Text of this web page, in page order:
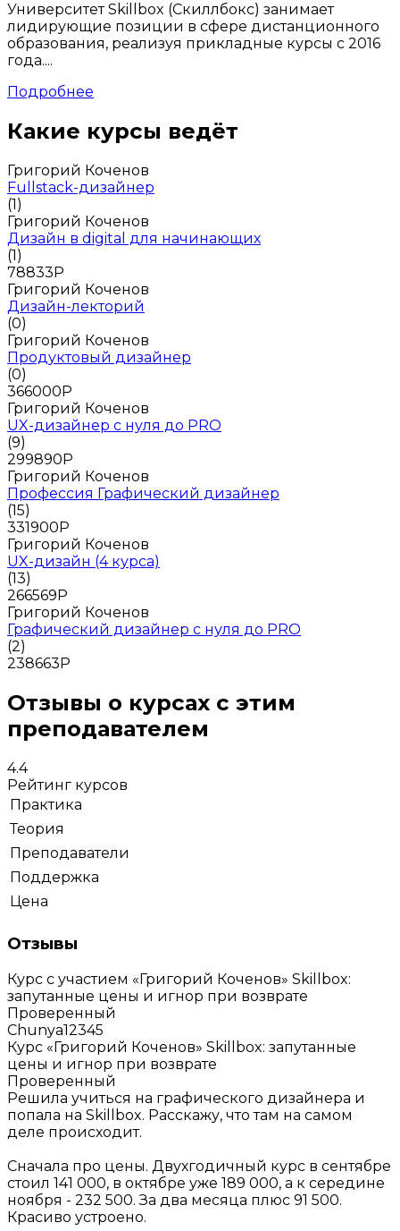
Университет Skillbox (Скиллбокс) занимает
лидирующие позиции в сфере дистанционного
образования, реализуя прикладные курсы с 2016
года....
Подробнее
Какие курсы ведёт
Григорий Коченов
Fullstack-дизайнер
(1)
Григорий Коченов
Дизайн в digital для начинающих
(1)
78833 Р
Григорий Коченов
Дизайн-лекторий
(0)
Григорий Коченов
Продуктовый дизайнер
(0)
366000 Р
Григорий Коченов
UX-дизайнер с нуля до PRO
(9)
299890 Р
Григорий Коченов
Профессия Графический дизайнер
(15)
331900 Р
Григорий Коченов
UX-дизайн (4 курса)
(13)
266569 Р
Григорий Коченов
Графический дизайнер с нуля до PRO
(2)
238663 Р
Отзывы о курсах с этим
преподавателем
4.4
Рейтинг курсов
Практика
Теория
Преподаватели
Поддержка
Цена
Отзывы
Курс с участием «Григорий Коченов» Skillbox:
запутанные цены и игнор при возврате
Проверенный
Chunya12345
Курс «Григорий Коченов» Skillbox: запутанные
цены и игнор при возврате
Проверенный
Решила учиться на графического дизайнера и
попала на Skillbox. Расскажу, что там на самом
деле происходит.
Сначала про цены. Двухгодичный курс в сентябре
стоил 141 000, в октябре уже 189 000, а к середине
ноября - 232 500. За два месяца плюс 91 500.
Красиво устроено.